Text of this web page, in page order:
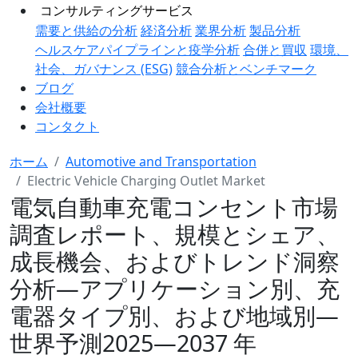
コンサルティングサービス
需要と供給の分析経済分析業界分析製品分析
ヘルスケアパイプラインと疫学分析合併と買収 環境、
社会、ガバナンス (ESG)競合分析とベンチマーク
ブログ
会社概要
コンタクト
ホーム
Automotive and Transportation
Electric Vehicle Charging Outlet Market
電気自動車充電コンセント市場
調査レポート、規模とシェア、
成長機会、およびトレンド洞察
分析―アプリケーション別、充
電器タイプ別、および地域別―
世界予測2025―2037 年